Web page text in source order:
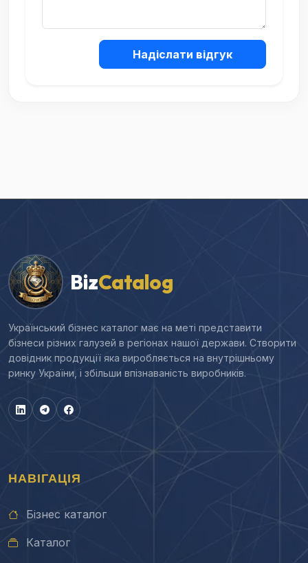
Надіслати відгук
BizCatalog
Український бізнес каталог має на меті представити
бізнеси різних галузей в регіонах нашої держави. Створити
довідник продукції яка виробляється на внутрішньому
ринку України, і збільши впізнаваність виробників.
НАВІГАЦІЯ
Бізнес каталог
Каталог